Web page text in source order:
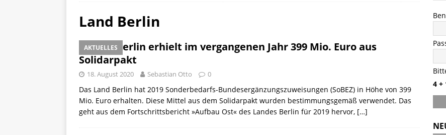
Land Berlin
AKTUELLES
Land Berlin erhielt im vergangenen Jahr 399 Mio. Euro aus
Solidarpakt
18. August 2020 Sebastian Otto 0
Das Land Berlin hat 2019 Sonderbedarfs-Bundesergänzungszuweisungen (SoBEZ) in Höhe von 399
Mio. Euro erhalten. Diese Mittel aus dem Solidarpakt wurden bestimmungsgemäß verwendet. Das
geht aus dem Fortschrittsbericht »Aufbau Ost« des Landes Berlin für 2019 hervor, […]
4 +